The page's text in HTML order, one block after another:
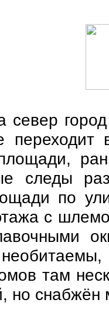
следы
по
с
там
но снабжён